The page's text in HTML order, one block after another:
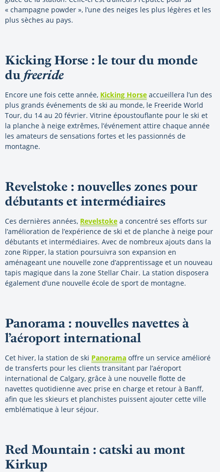
« champagne powder », l’une des neiges les plus légères et les
plus sèches au pays.
Kicking Horse : le tour du monde
du freeride
Encore une fois cette année, Kicking Horse accueillera l’un des
plus grands événements de ski au monde, le Freeride World
Tour, du 14 au 20 février. Vitrine époustouflante pour le ski et
la planche à neige extrêmes, l’événement attire chaque année
les amateurs de sensations fortes et les passionnés de
montagne.
Revelstoke : nouvelles zones pour
débutants et intermédiaires
Ces dernières années, Revelstoke a concentré ses efforts sur
l’amélioration de l’expérience de ski et de planche à neige pour
débutants et intermédiaires. Avec de nombreux ajouts dans la
zone Ripper, la station poursuivra son expansion en
aménageant une nouvelle zone d’apprentissage et un nouveau
tapis magique dans la zone Stellar Chair. La station disposera
également d’une nouvelle école de sport de montagne.
Panorama : nouvelles navettes à
l’aéroport international
Cet hiver, la station de ski Panorama offre un service amélioré
de transferts pour les clients transitant par l’aéroport
international de Calgary, grâce à une nouvelle flotte de
navettes quotidienne avec prise en charge et retour à Banff,
afin que les skieurs et planchistes puissent ajouter cette ville
emblématique à leur séjour.
Red Mountain : catski au mont
Kirkup